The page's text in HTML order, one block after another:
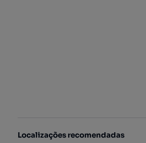
Localizações recomendadas